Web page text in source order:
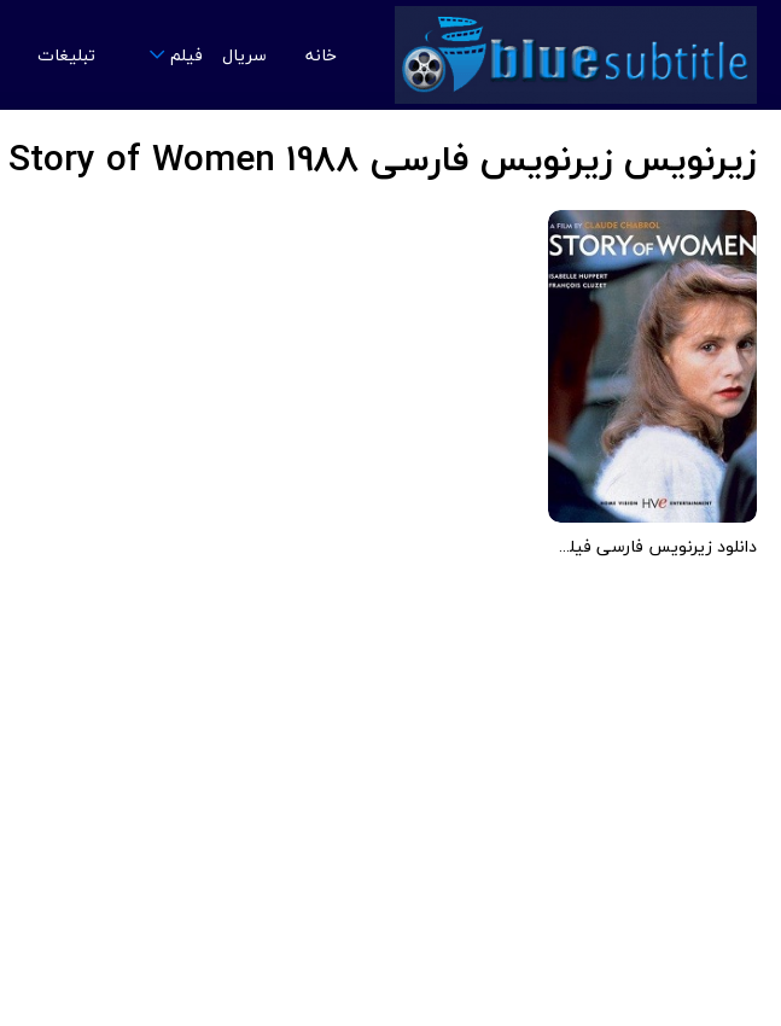
خانه سریال فیلم تبلیغات
زیرنویس زیرنویس فارسی Story of Women 1988
دانلود زیرنویس فارسی فیلم Story of Women 1988